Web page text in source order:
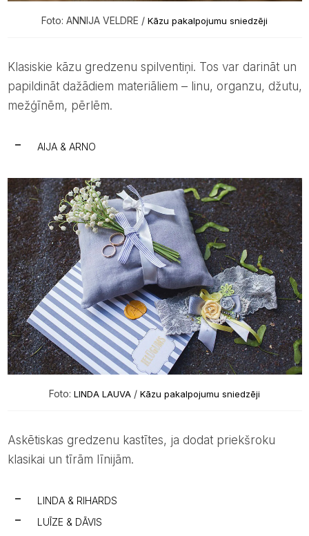
Foto: ANNIJA VELDRE / Kāzu pakalpojumu sniedzēji
Klasiskie kāzu gredzenu spilventiņi. Tos var darināt un
papildināt dažādiem materiāliem – linu, organzu, džutu,
mežģīnēm, pērlēm.
AIJA & ARNO
Foto: LINDA LAUVA / Kāzu pakalpojumu sniedzēji
Askētiskas gredzenu kastītes, ja dodat priekšroku
klasikai un tīrām līnijām.
LINDA & RIHARDS
LUĪZE & DĀVIS